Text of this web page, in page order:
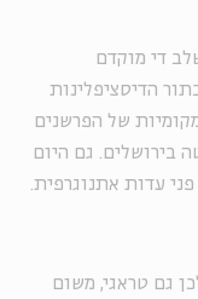
די מוקדם
הדיסציפלינות
של הפרשנים
בירושלים. גם היום
עדות אתנוגרפית.
גם טראגי, משום